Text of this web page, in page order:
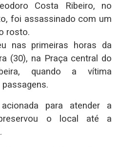
Costa Ribeiro, no
foi assassinado com um
rosto.
nas primeiras horas da
(30), na Praça central do
quando a vítima
para atender a
o local até a